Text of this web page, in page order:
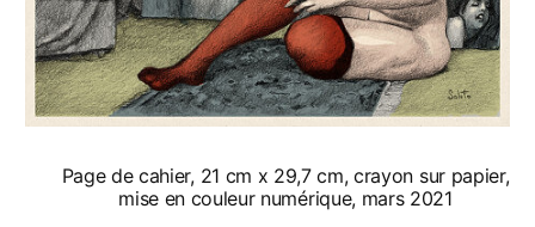
Page de cahier, 21 cm x 29,7 cm, crayon sur papier,
mise en couleur numérique, mars 2021